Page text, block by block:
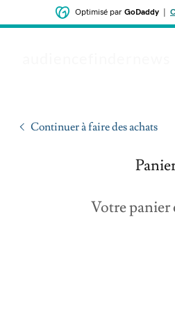
Optimisé par GoDaddy
Continuer à faire des achats
Votre panier